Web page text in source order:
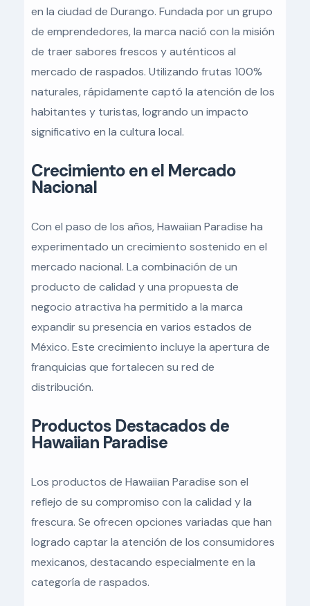
en la ciudad de Durango. Fundada por un grupo
de emprendedores, la marca nació con la misión
de traer sabores frescos y auténticos al
mercado de raspados. Utilizando frutas 100%
naturales, rápidamente captó la atención de los
habitantes y turistas, logrando un impacto
significativo en la cultura local.
Crecimiento en el Mercado
Nacional
Con el paso de los años, Hawaiian Paradise ha
experimentado un crecimiento sostenido en el
mercado nacional. La combinación de un
producto de calidad y una propuesta de
negocio atractiva ha permitido a la marca
expandir su presencia en varios estados de
México. Este crecimiento incluye la apertura de
franquicias que fortalecen su red de
distribución.
Productos Destacados de
Hawaiian Paradise
Los productos de Hawaiian Paradise son el
reflejo de su compromiso con la calidad y la
frescura. Se ofrecen opciones variadas que han
logrado captar la atención de los consumidores
mexicanos, destacando especialmente en la
categoría de raspados.